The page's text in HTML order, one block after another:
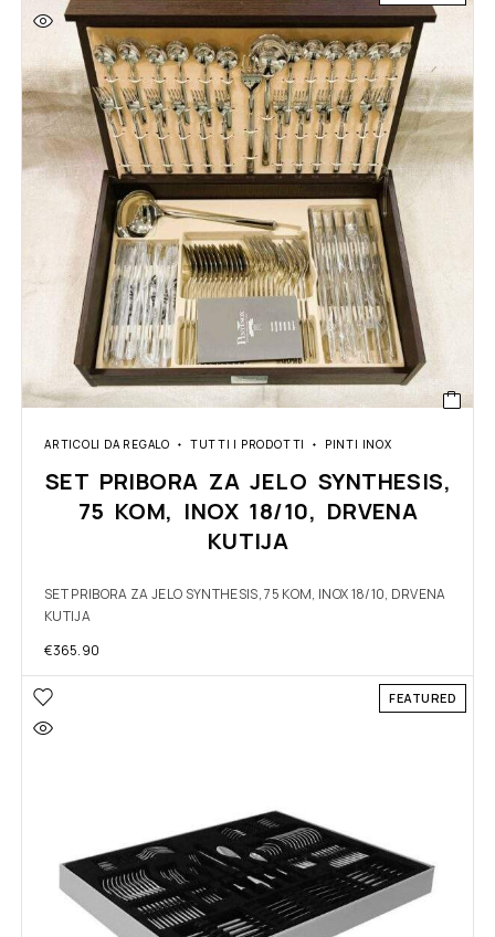
ARTICOLI DA REGALO TUTTI I PRODOTTI PINTI INOX
SET PRIBORA ZA JELO SYNTHESIS,
75 KOM, INOX 18/10, DRVENA
KUTIJA
SET PRIBORA ZA JELO SYNTHESIS, 75 KOM, INOX 18/10, DRVENA
KUTIJA
€365.90
FEATURED